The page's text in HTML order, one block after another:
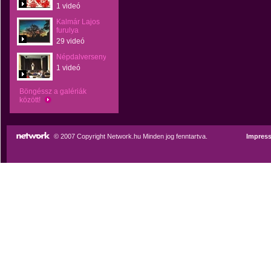
1 videó
Kalmár Lajos
furulya
29 videó
Népdalverseny
1 videó
Böngéssz a galériák
között!
© 2007 Copyright Network.hu Minden jog fenntartva.